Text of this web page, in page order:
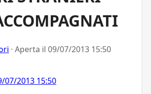
· Aperta il 09/07/2013 15:50
07/2013 15:50